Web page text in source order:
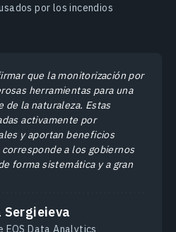
por los incendios
que la monitorización por
herramientas para una
la naturaleza. Estas
activamente por
y aportan beneficios
a los gobiernos
forma sistemática y a gran
EOS Data Analytics